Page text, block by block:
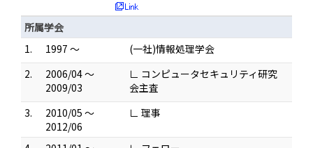
所属学会
1.
1997 ～
(一社)情報処理学会
2.
2006/04 ～
2009/03
∟ コンピュータセキュリティ研究
会主査
3.
2010/05 ～
2012/06
∟ 理事